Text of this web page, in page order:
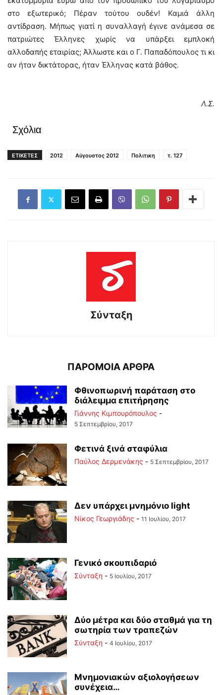
στο εξωτερικό; Πέραν τούτου ουδέν! Καμιά άλλη
αντίδραση. Μήπως γιατί η συναλλαγή έγινε ανάμεσα σε
πατριώτες Έλληνες χωρίς να υπάρξει εμπλοκή
αλλοδαπής εταιρίας; Άλλωστε και ο Γ. Παπαδόπουλος τι κι
αν ήταν δικτάτορας, ήταν Έλληνας κατά βάθος.
Λ.Σ.
Σχόλια
ΕΤΙΚΕΤΕΣ 2012 Αύγουστος 2012 Πολιτικη τ. 127
Σύνταξη
ΠΑΡΟΜΟΙΑ ΑΡΘΡΑ
Φθινοπωρινή παράταση στο
διάλειμμα επιτήρησης
Γιάννης Κιμπουρόπουλος -
5 Σεπτεμβρίου, 2017
Φετινά ξινά σταφύλια
Παύλος Δερμενάκης - 5 Σεπτεμβρίου, 2017
Δεν υπάρχει μνημόνιο light
Νίκος Γεωργιάδης - 11 Ιουλίου, 2017
Γενικό σκουπιδαριό
Σύνταξη - 5 Ιουλίου, 2017
Δύο μέτρα και δύο σταθμά για τη
σωτηρία των τραπεζών
Σύνταξη - 4 Ιουλίου, 2017
Μνημονιακών αξιολογήσεων
συνέχεια…